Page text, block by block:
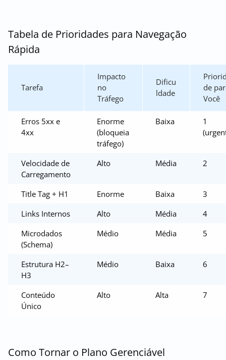
Tabela de Prioridades para Navegação
Rápida
Tarefa
Impacto
no
Tráfego
Dificu
ldade
de
Você
Erros 5xx e
4xx
Enorme
(bloqueia
tráfego)
Baixa
1
Velocidade de
Carregamento
Alto Média 2
Title Tag + H1 Enorme Baixa
3
Links Internos
Alto Média
4
Microdados
(Schema)
Médio Média 5
Estrutura H2–
H3
Médio Baixa 6
Conteúdo
Único
Alto Alta 7
Como Tornar o Plano Gerenciável